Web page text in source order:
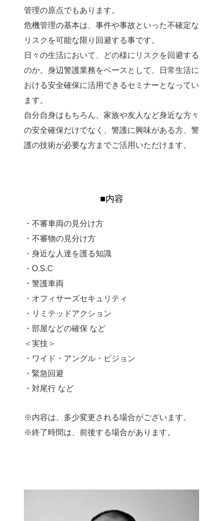
管理の原点でもあります。
危機管理の基本は、事件や事故といった不確定な
リスクを可能な限り回避する事です。
日々の生活において、どの様にリスクを回避する
のか。身辺警護業務をベースとして、日常生活に
おける安全確保に活用できるセミナーとなってい
ます。
自分自身はもちろん、家族や友人など身近な方々
の安全確保だけでなく、警護に興味がある方、警
護の技術が必要な方までご活用いただけます。
■内容
・不審車両の見分け方
・不審物の見分け方
・身近な人達を護る知識
・O.S.C
・警護車両
・オフィサーズセキュリティ
・リミテッドアクション
・部屋などの確保 など
＜実技＞
・ワイド・アングル・ビジョン
・緊急回避
・対尾行 など
※内容は、多少変更される場合がございます。
※終了時間は、前後する場合があります。